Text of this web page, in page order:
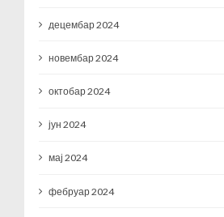
децембар 2024
новембар 2024
октобар 2024
јун 2024
мај 2024
фебруар 2024